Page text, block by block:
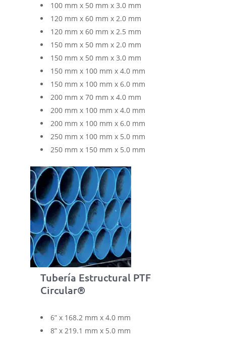
100 mm x 50 mm x 3.0 mm
120 mm x 60 mm x 2.0 mm
120 mm x 60 mm x 2.5 mm
150 mm x 50 mm x 2.0 mm
150 mm x 50 mm x 3.0 mm
150 mm x 100 mm x 4.0 mm
150 mm x 100 mm x 6.0 mm
200 mm x 70 mm x 4.0 mm
200 mm x 100 mm x 4.0 mm
200 mm x 100 mm x 6.0 mm
250 mm x 100 mm x 5.0 mm
250 mm x 150 mm x 5.0 mm
Tubería Estructural PTF
Circular®
6” x 168.2 mm x 4.0 mm
8” x 219.1 mm x 5.0 mm